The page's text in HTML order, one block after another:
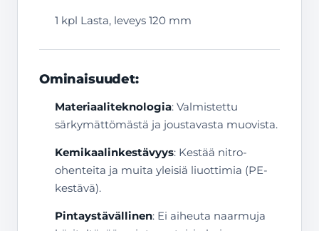
1 kpl Lasta, leveys 120 mm
Ominaisuudet:
Materiaaliteknologia: Valmistettu
särkymättömästä ja joustavasta muovista.
Kemikaalinkestävyys: Kestää nitro-
ohenteita ja muita yleisiä liuottimia (PE-
kestävä).
Pintaystävällinen: Ei aiheuta naarmuja